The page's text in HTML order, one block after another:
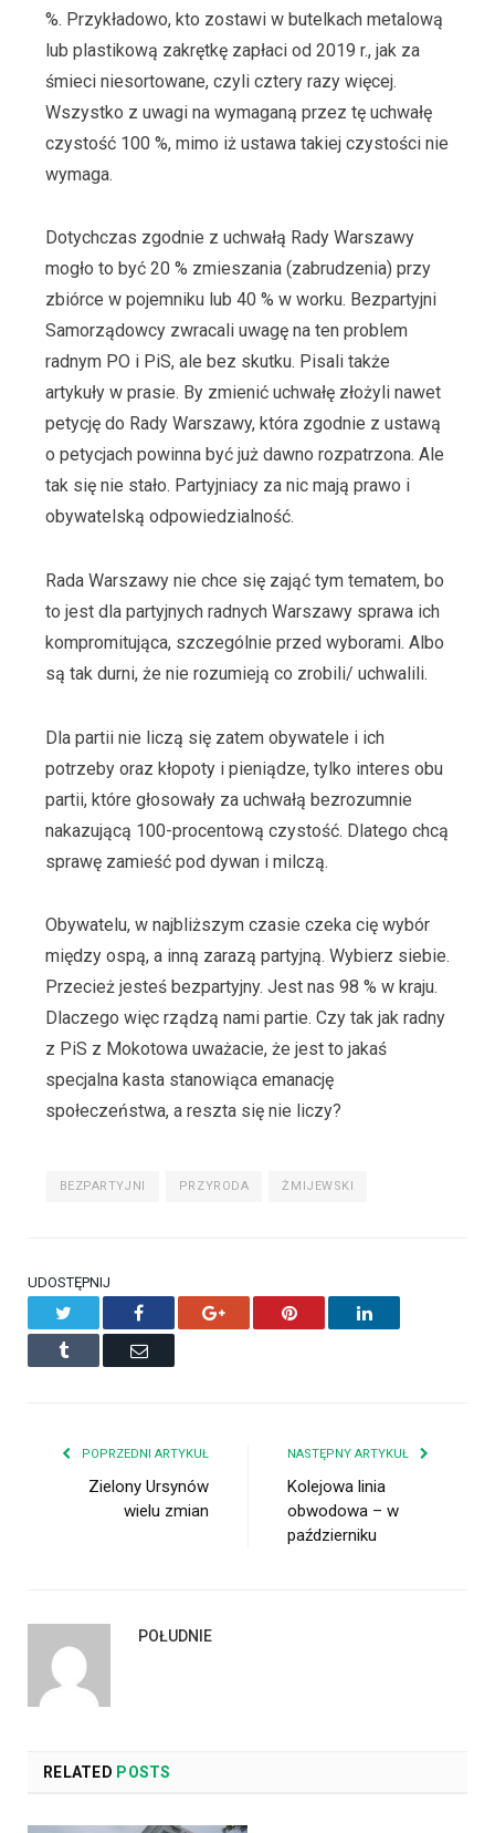
%. Przykładowo, kto zostawi w butelkach metalową
lub plastikową zakrętkę zapłaci od 2019 r., jak za
śmieci niesortowane, czyli cztery razy więcej.
Wszystko z uwagi na wymaganą przez tę uchwałę
czystość 100 %, mimo iż ustawa takiej czystości nie
wymaga.
Dotychczas zgodnie z uchwałą Rady Warszawy
mogło to być 20 % zmieszania (zabrudzenia) przy
zbiórce w pojemniku lub 40 % w worku. Bezpartyjni
Samorządowcy zwracali uwagę na ten problem
radnym PO i PiS, ale bez skutku. Pisali także
artykuły w prasie. By zmienić uchwałę złożyli nawet
petycję do Rady Warszawy, która zgodnie z ustawą
o petycjach powinna być już dawno rozpatrzona. Ale
tak się nie stało. Partyjniacy za nic mają prawo i
obywatelską odpowiedzialność.
Rada Warszawy nie chce się zająć tym tematem, bo
to jest dla partyjnych radnych Warszawy sprawa ich
kompromitująca, szczególnie przed wyborami. Albo
są tak durni, że nie rozumieją co zrobili/ uchwalili.
Dla partii nie liczą się zatem obywatele i ich
potrzeby oraz kłopoty i pieniądze, tylko interes obu
partii, które głosowały za uchwałą bezrozumnie
nakazującą 100-procentową czystość. Dlatego chcą
sprawę zamieść pod dywan i milczą.
Obywatelu, w najbliższym czasie czeka cię wybór
między ospą, a inną zarazą partyjną. Wybierz siebie.
Przecież jesteś bezpartyjny. Jest nas 98 % w kraju.
Dlaczego więc rządzą nami partie. Czy tak jak radny
z PiS z Mokotowa uważacie, że jest to jakaś
specjalna kasta stanowiąca emanację
społeczeństwa, a reszta się nie liczy?
BEZPARTYJNI PRZYRODA ŻMIJEWSKI
UDOSTĘPNIJ
Facebook Google+ Pinterest LinkedIn
Tumblr Email
POPRZEDNI ARTYKUŁ
Zielony Ursynów
wielu zmian
NASTĘPNY ARTYKUŁ
Kolejowa linia
obwodowa – w
październiku
POŁUDNIE
RELATED POSTS